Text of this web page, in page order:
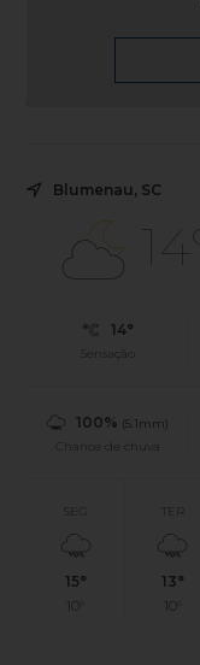
Blumenau, SC
14°
14°
Sensação
100% (5.1mm)
Chance de chuva
SEG
15°
10°
TER
13°
10°